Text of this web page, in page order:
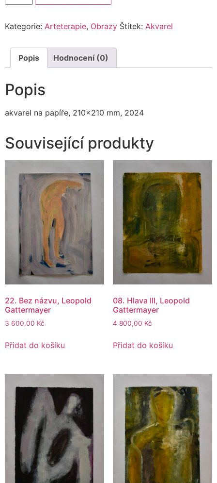
Kategorie: Arteterapie, Obrazy Štítek: Akvarel
Popis Hodnocení (0)
Popis
akvarel na papíře, 210×210 mm, 2024
Související produkty
22. Bez názvu, Leopold
Gattermayer
3 600,00 Kč
Přidat do košíku
08. Hlava III, Leopold
Gattermayer
4 800,00 Kč
Přidat do košíku